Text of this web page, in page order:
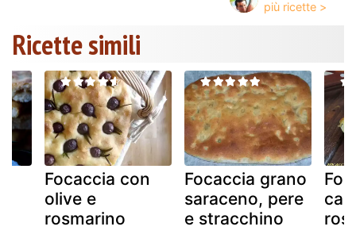
Ricette simili
Focaccia con
olive e
rosmarino
Focaccia grano
saraceno, pere
e stracchino